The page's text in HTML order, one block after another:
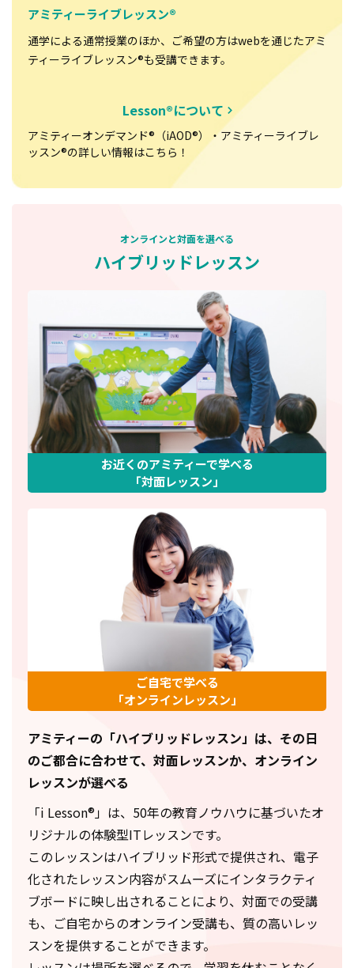
アミティーライブレッスン®
通学による通常授業のほか、ご希望の方はwebを通じたアミ
ティーライブレッスン®も受講できます。
Lesson®について
アミティーオンデマンド®（iAOD®）・アミティーライブレ
ッスン®の詳しい情報はこちら！
オンラインと対面を選べる
ハイブリッドレッスン
お近くのアミティーで学べる
「対面レッスン」
ご自宅で学べる
「オンラインレッスン」
アミティーの「ハイブリッドレッスン」は、 その日
のご都合に合わせて、対面レッスンか、オンライン
レッスンが選べる
「i Lesson®」は、50年の教育ノウハウに基づいたオ
リジナルの体験型ITレッスンです。
このレッスンはハイブリッド形式で提供され、電子
化されたレッスン内容がスムーズにインタラクティ
ブボードに映し出されることにより、対面での受講
も、ご自宅からのオンライン受講も、質の高いレッ
スンを提供することができます。